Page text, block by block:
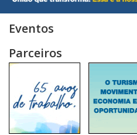
Eventos
Parceiros